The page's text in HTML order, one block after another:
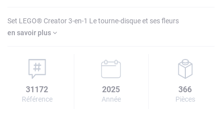
Set LEGO® Creator 3-en-1 Le tourne-disque et ses fleurs
en savoir plus
31172
Référence
2025
Année
366
Pièces